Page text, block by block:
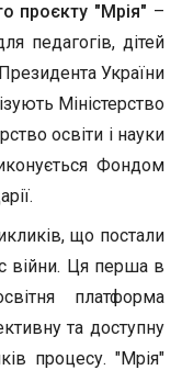
проєкту "Мрія" –
педагогів, дітей
Президента України
Міністерство
освіти і науки
Фондом
що постали
війни. Ця перша в
платформа
та доступну
процесу. "Мрія"